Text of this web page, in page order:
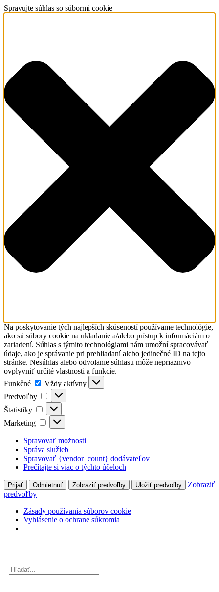
Spravujte súhlas so súbormi cookie
Na poskytovanie tých najlepších skúseností používame technológie,
ako sú súbory cookie na ukladanie a/alebo prístup k informáciám o
zariadení. Súhlas s týmito technológiami nám umožní spracovávať
údaje, ako je správanie pri prehliadaní alebo jedinečné ID na tejto
stránke. Nesúhlas alebo odvolanie súhlasu môže nepriaznivo
ovplyvniť určité vlastnosti a funkcie.
Funkčné
Vždy aktívny
Predvoľby
Štatistiky
Marketing
Spravovať možnosti
Správa služieb
Spravovať {vendor_count} dodávateľov
Prečítajte si viac o týchto účeloch
Prijať Odmietnuť Zobraziť predvoľby Uložiť predvoľby
Zobraziť
predvoľby
Zásady používania súborov cookie
Vyhlásenie o ochrane súkromia